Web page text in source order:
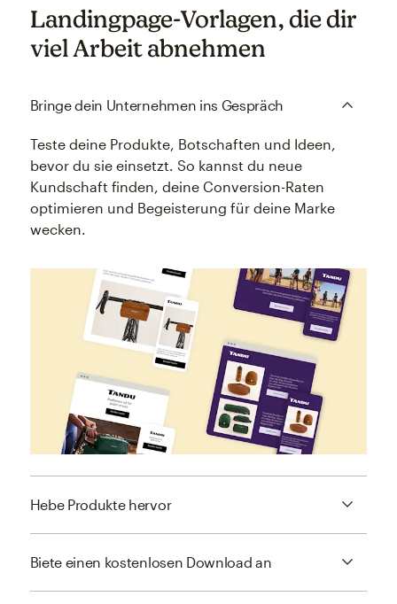
Landingpage-Vorlagen, die dir
viel Arbeit abnehmen
Bringe dein Unternehmen ins Gespräch
Teste deine Produkte, Botschaften und Ideen,
bevor du sie einsetzt. So kannst du neue
Kundschaft finden, deine Conversion-Raten
optimieren und Begeisterung für deine Marke
wecken.
Hebe Produkte hervor
Biete einen kostenlosen Download an